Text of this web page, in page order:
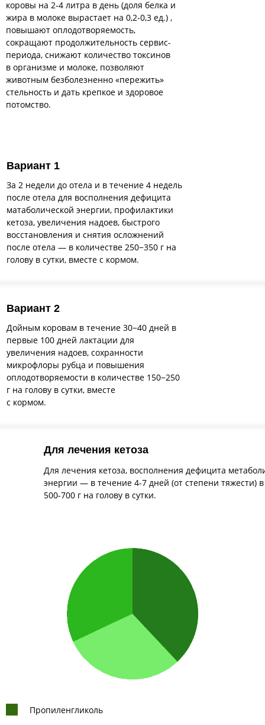
коровы на 2-4 литра в день (доля белка и
жира в молоке вырастает на 0,2-0,3 ед.) ,
повышают оплодотворяемость,
сокращают продолжительность сервис-
периода, снижают количество токсинов
в организме и молоке, позволяют
животным безболезненно «пережить»
стельность и дать крепкое и здоровое
потомство.
За 2 недели до отела и в течение 4 недель
после отела для восполнения дефицита
матаболической энергии, профилактики
кетоза, увеличения надоев, быстрого
восстановления и снятия осложнений
после отела — в количестве 250−350 г на
голову в сутки, вместе с кормом.
Дойным коровам в течение 30−40 дней в
первые 100 дней лактации для
увеличения надоев, сохранности
микрофлоры рубца и повышения
оплодотворяемости в количестве 150−250
г на голову в сутки, вместе
с кормом.
Для лечения кетоза, восполнения дефицита
энергии — в течение 4-7 дней (от степени тяжести)
500-700 г на голову в сутки.
Вариант 1
Вариант 2
Для лечения кетоза
Пропиленгликоль